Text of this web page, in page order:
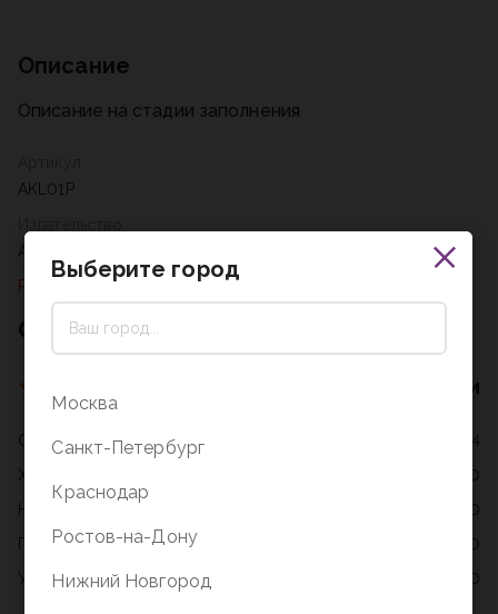
AKL01P
Аспект
Описание
Описание на стадии заполнения
Раздел не найден
Отзывы о товаре
4 оценки
Отлично
4
Хорошо
0
Нормально
0
Плохо
0
Ужасно
0
Выберите город
Москва
Санкт-Петербург
Краснодар
Ростов-на-Дону
Нижний Новгород